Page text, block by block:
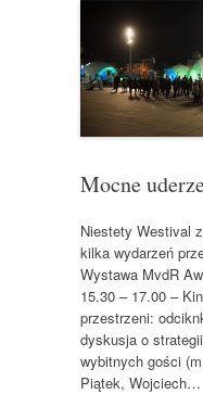
Mocne
Niestety Westival
kilka wydarzeń
Wystawa MvdR
15.30 – 17.00 –
przestrzeni:
dyskusja o
wybitnych gości
Piątek, Wojciech…